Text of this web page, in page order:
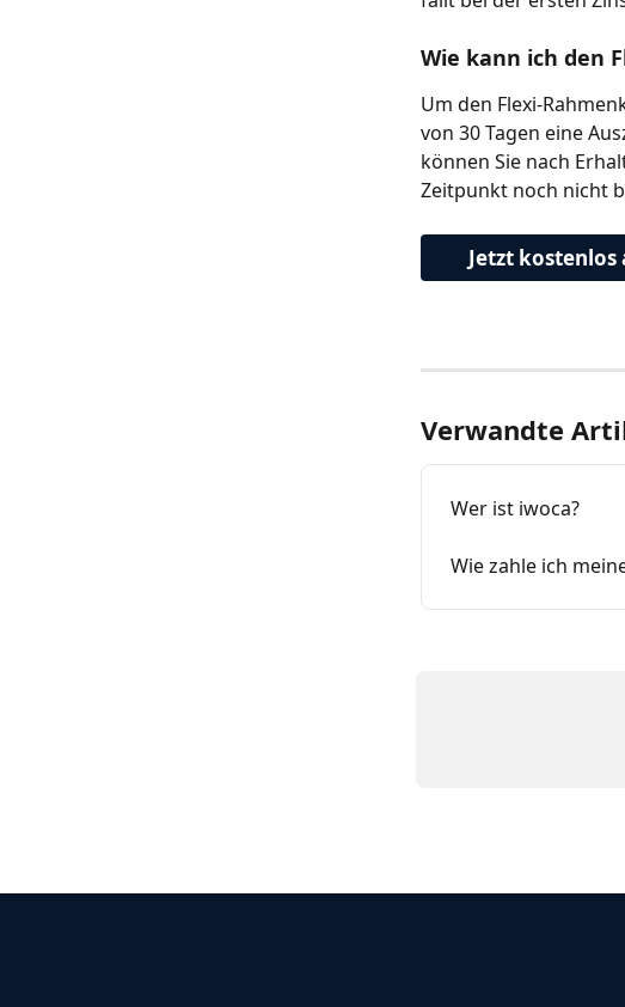
Wie kann ich den
Um den Flexi-
von 30 Tagen eine
können Sie nach
Zeitpunkt noch nicht
Jetzt
Verwandte
Wer ist iwoca?
Wie zahle ich